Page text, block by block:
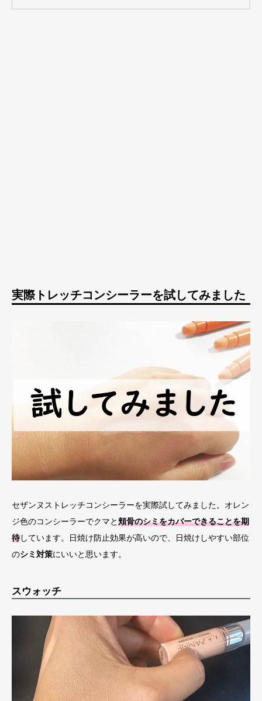
実際トレッチコンシーラーを試してみました
セザンヌストレッチコンシーラーを実際試してみました。オレン
ジ色のコンシーラーでクマと頬骨のシミをカバーできることを期
待しています。日焼け防止効果が高いので、日焼けしやすい部位
のシミ対策にいいと思います。
スウォッチ